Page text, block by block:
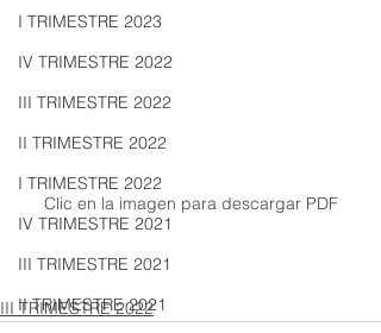
I TRIMESTRE 2023
IV TRIMESTRE 2022
III TRIMESTRE 2022
II TRIMESTRE 2022
I TRIMESTRE 2022
IV TRIMESTRE 2021
III TRIMESTRE 2021
II TRIMESTRE 2021
Clic en la imagen para descargar PDF
III TRIMESTRE 2022